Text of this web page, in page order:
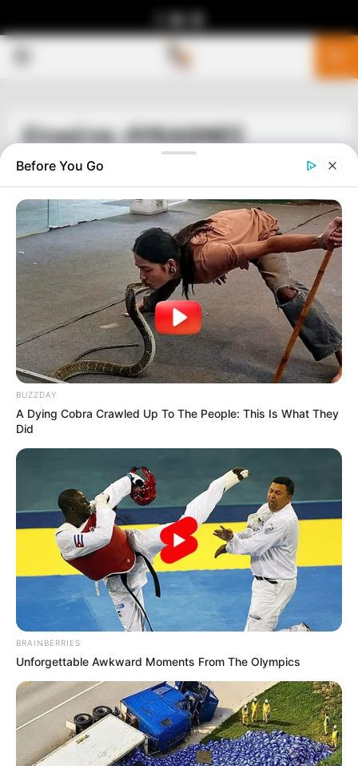
Ετικέτα: ΛΥΚΑΩΝΕΣ
ΛΥΚΑΩΝΕΣ VS ΕΡΠΕΤΟΕΙΔΗ…….ΜΙΑ
ΕΧΘΡΑ ΠΟΥ ΚΡΑΤΑΕΙ ΕΚΑΤΟΜΜΥΡΙΑ
ΧΡΟΝΙΑ
ΜΙΑ ΕΧΘΡΑ ΜΕΤΑΞΥ ΑΥΤΩΝ ΤΩΝ ΔΥΟ ΕΙΔΩΝ ΤΟΥ
ΣΥΜΠΑΝΤΟΣ, ΠΟΥ ΚΡΑΤΑΕΙ ΕΚΑΤΟΜΜΥΡΙΑ ΧΡΟΝΙΑ ΚΑΙ ΕΧΕΙ
ΠΑΙΞΕΙ ΤΟΝ ΡΟΛΟ ΤΗΣ ΣΕ ΟΤΙ ΕΧΕΙ ΓΙΝΕΙ ΜΕΧΡΙ ΤΙΣ...
ΚΟΙΝΩΝΙΚΑ ΔΙΚΤΥΑ
ΕΓΓΡΑΦΕΊΤΕ
EMAIL ΑΚΟΛΟΥΘΉΣΤΕ
Before You Go
BUZZDAY
A Dying Cobra Crawled Up To The People: This Is What They
Did
BRAINBERRIES
Unforgettable Awkward Moments From The Olympics